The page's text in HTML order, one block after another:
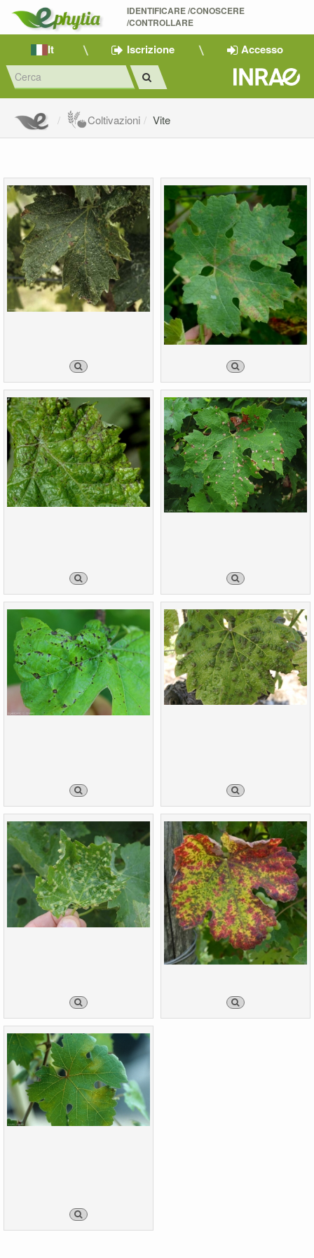
IDENTIFICARE /CONOSCERE
/CONTROLLARE
It Iscrizione Accesso
Coltivazioni Vite